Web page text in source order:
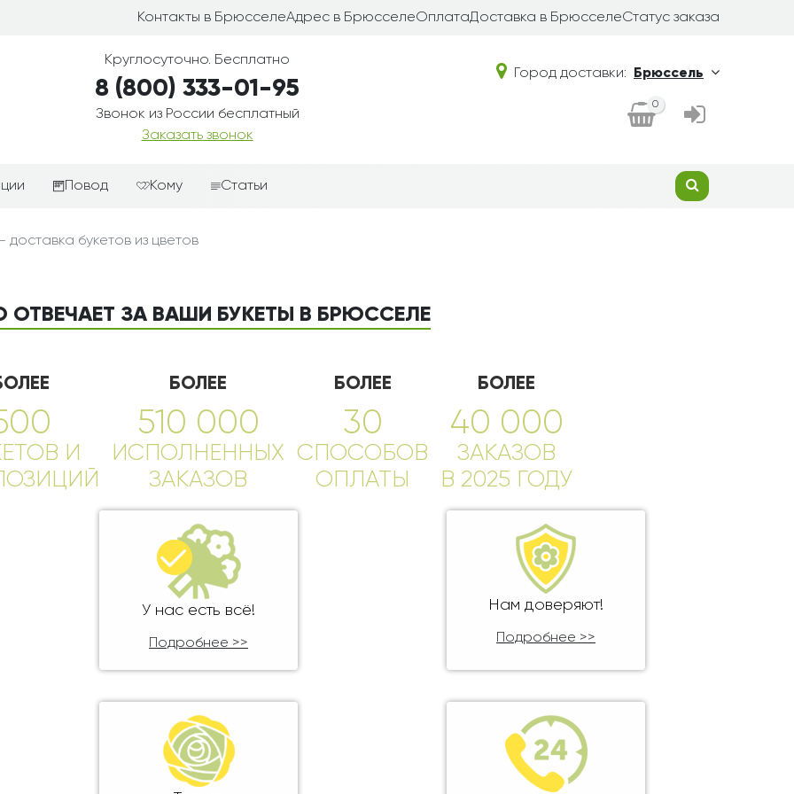
Контакты в БрюсселеАдрес в БрюсселеОплатаДоставка в БрюсселеСтатус заказа
Круглосуточно. Бесплатно
8 (800) 333-01-95
Звонок из России бесплатный
Заказать звонок
Город доставки: Брюссель
0
Повод
цветам
День рождения
Свидание
Спасибо!
Юбилей
Кому
Мужчине
Подруге
Сестре
Брату
Врачу
Коллеге
Бабушке
Дедушке
Статьи
букетов из цветов
ОТВЕЧАЕТ ЗА ВАШИ БУКЕТЫ В БРЮССЕЛЕ
И
БОЛЕЕ
510 000
ИСПОЛНЕННЫХ
ЗАКАЗОВ
БОЛЕЕ
30
СПОСОБОВ
ОПЛАТЫ
БОЛЕЕ
40 000
ЗАКАЗОВ
В 2025 ГОДУ
У нас есть всё!
Подробнее >>
Нам доверяют!
Подробнее >>